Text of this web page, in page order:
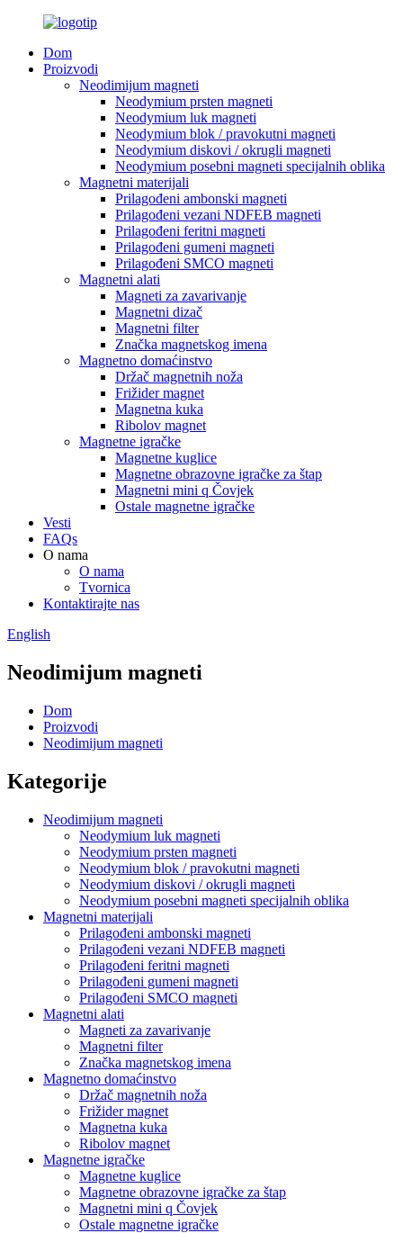
Dom
Proizvodi
Neodimijum magneti
Neodymium prsten magneti
Neodymium luk magneti
Neodymium blok / pravokutni magneti
Neodymium diskovi / okrugli magneti
Neodymium posebni magneti specijalnih oblika
Magnetni materijali
Prilagođeni ambonski magneti
Prilagođeni vezani NDFEB magneti
Prilagođeni feritni magneti
Prilagođeni gumeni magneti
Prilagođeni SMCO magneti
Magnetni alati
Magneti za zavarivanje
Magnetni dizač
Magnetni filter
Značka magnetskog imena
Magnetno domaćinstvo
Držač magnetnih noža
Frižider magnet
Magnetna kuka
Ribolov magnet
Magnetne igračke
Magnetne kuglice
Magnetne obrazovne igračke za štap
Magnetni mini q Čovjek
Ostale magnetne igračke
Vesti
FAQs
O nama
O nama
Tvornica
Kontaktirajte nas
English
Neodimijum magneti
Dom
Proizvodi
Neodimijum magneti
Kategorije
Neodimijum magneti
Neodymium luk magneti
Neodymium prsten magneti
Neodymium blok / pravokutni magneti
Neodymium diskovi / okrugli magneti
Neodymium posebni magneti specijalnih oblika
Magnetni materijali
Prilagođeni ambonski magneti
Prilagođeni vezani NDFEB magneti
Prilagođeni feritni magneti
Prilagođeni gumeni magneti
Prilagođeni SMCO magneti
Magnetni alati
Magneti za zavarivanje
Magnetni filter
Značka magnetskog imena
Magnetno domaćinstvo
Držač magnetnih noža
Frižider magnet
Magnetna kuka
Ribolov magnet
Magnetne igračke
Magnetne kuglice
Magnetne obrazovne igračke za štap
Magnetni mini q Čovjek
Ostale magnetne igračke